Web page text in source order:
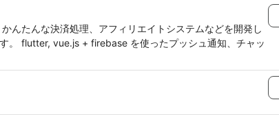
んたんな決済処理、アフィリエイトシステムなどを開発し
。 flutter, vue.js + firebase を使ったプッシュ通知、チャッ